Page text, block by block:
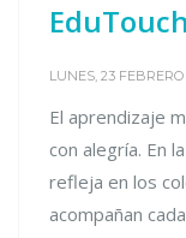
EduTouch
LUNES, 23
El aprendizaje
con alegría. En
refleja en los
acompañan